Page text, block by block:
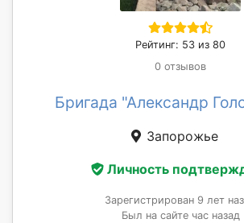
Рейтинг: 53 из 80
0 отзывов
Бригада "Александр
Запорожье
Личность
Зарегистрирован 9 лет
Был на сайте час назад